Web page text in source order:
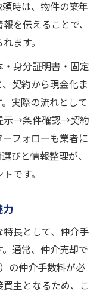
時は、物件の築年
を伝えることで、
ます。
・身分証明書・固定
契約から現金化ま
実際の流れとして
示→条件確認→契約
フォローも業者に
びと情報整理が、
です。
力
長として、仲介手
通常、仲介売却で
の仲介手数料が必
主となるため、こ